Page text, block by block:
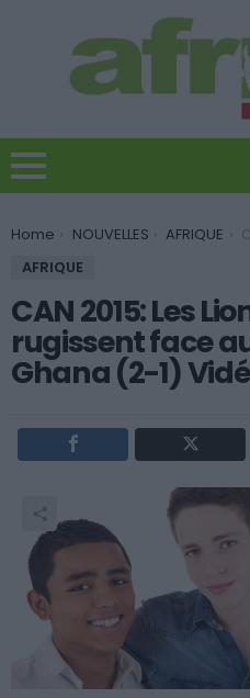
You are here:
Home NOUVELLES AFRIQUE
AFRIQUE
CAN 2015: Les
rugissent face
Ghana (2-1)